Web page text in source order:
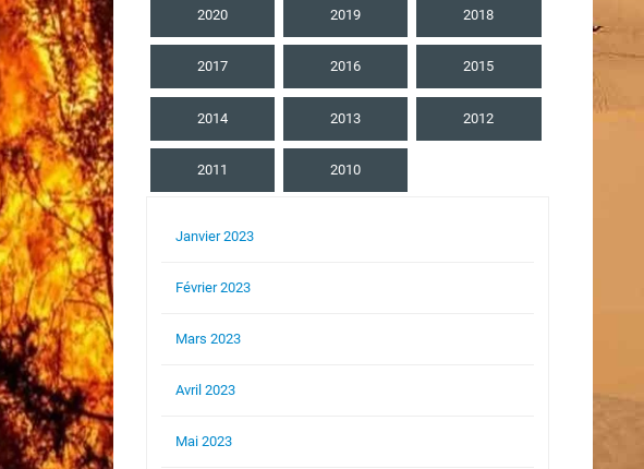
2020 2019 2018
2017 2016 2015
2014 2013 2012
2011 2010
Janvier 2023
Février 2023
Mars 2023
Avril 2023
Mai 2023